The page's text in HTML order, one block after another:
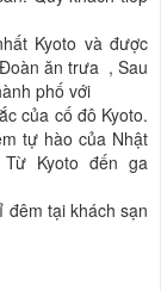
Kyoto và được
ăn trưa , Sau
phố với
của cố đô Kyoto.
tự hào của Nhật
Kyoto đến ga
tại khách sạn